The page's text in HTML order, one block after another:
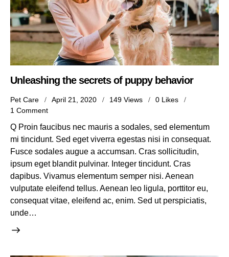
Unleashing the secrets of puppy behavior
Pet Care April 21, 2020 149 Views 0 Likes
1 Comment
Q Proin faucibus nec mauris a sodales, sed elementum
mi tincidunt. Sed eget viverra egestas nisi in consequat.
Fusce sodales augue a accumsan. Cras sollicitudin,
ipsum eget blandit pulvinar. Integer tincidunt. Cras
dapibus. Vivamus elementum semper nisi. Aenean
vulputate eleifend tellus. Aenean leo ligula, porttitor eu,
consequat vitae, eleifend ac, enim. Sed ut perspiciatis,
unde…